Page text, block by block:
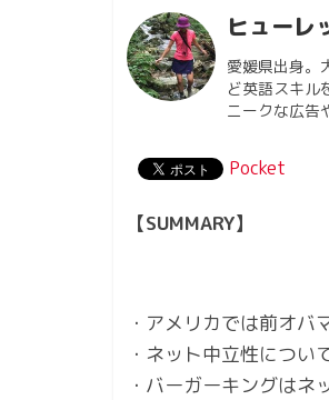
ヒューレ
愛媛県出身。
ど英語スキル
ニークな広告
Pocket
【SUMMARY】
・アメリカでは前オ
・ネット中立性につ
・バーガーキングは